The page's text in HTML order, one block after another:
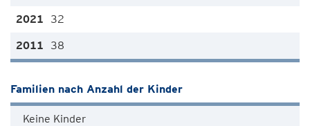
32
38
Familien nach Anzahl der Kinder
Keine Kinder